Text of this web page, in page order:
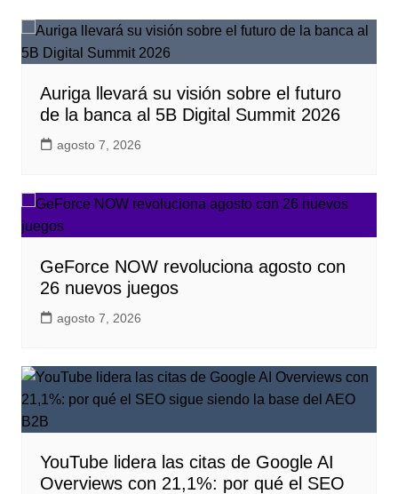
Auriga llevará su visión sobre el futuro
de la banca al 5B Digital Summit 2026
agosto 7, 2026
GeForce NOW revoluciona agosto con
26 nuevos juegos
agosto 7, 2026
YouTube lidera las citas de Google AI
Overviews con 21,1%: por qué el SEO